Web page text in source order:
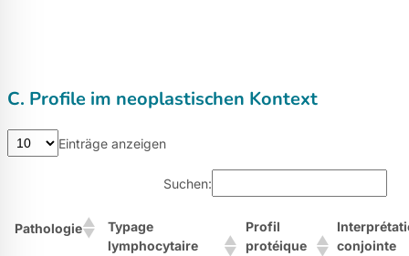
C. Profile im neoplastischen Kontext
Einträge anzeigen
Suchen:
Pathologie
Typage
lymphocytaire
Profil
protéique
conjointe